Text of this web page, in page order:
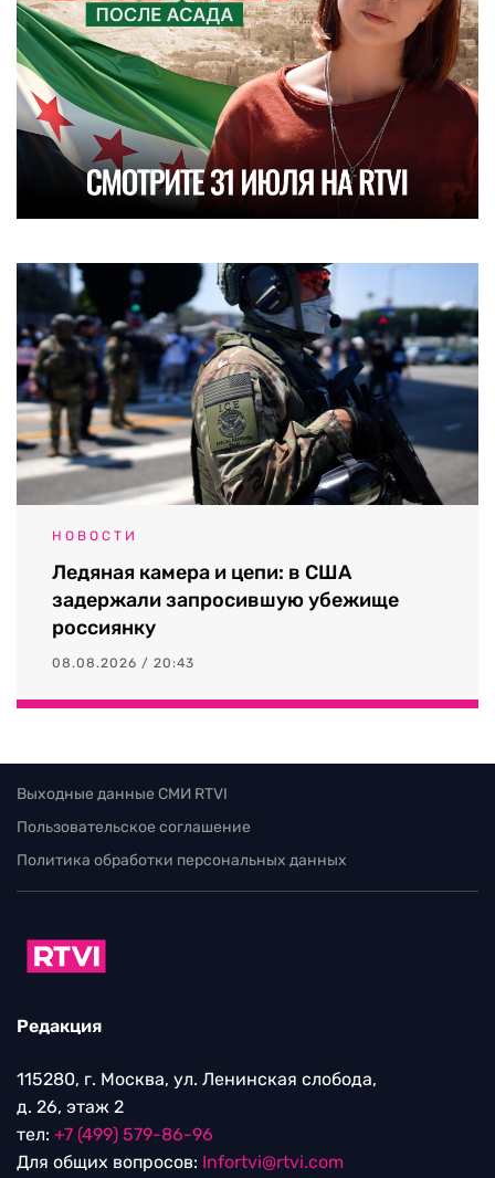
НОВОСТИ
Ледяная камера и цепи: в США
задержали запросившую убежище
россиянку
08.08.2026 / 20:43
Выходные данные СМИ RTVI
Пользовательское соглашение
Политика обработки персональных данных
Редакция
115280, г. Москва, ул. Ленинская слобода,
д. 26, этаж 2
тел: +7 (499) 579-86-96
Для общих вопросов: Infortvi@rtvi.com